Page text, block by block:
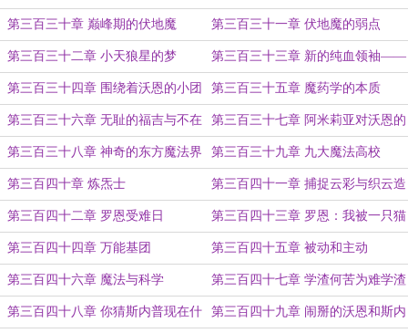
你也不想布莱克家族绝嗣吧！
第三百三十章 巅峰期的伏地魔 第三百三十一章 伏地魔的弱点
第三百三十二章 小天狼星的梦 第三百三十三章 新的纯血领袖——
沃恩·韦斯莱！
第三百三十四章 围绕着沃恩的小团
体
第三百三十五章 魔药学的本质
第三百三十六章 无耻的福吉与不在
乎的沃恩
第三百三十七章 阿米莉亚对沃恩的
诘问
第三百三十八章 神奇的东方魔法界 第三百三十九章 九大魔法高校
第三百四十章 炼炁士 第三百四十一章 捕捉云彩与织云造
辇
第三百四十二章 罗恩受难日 第三百四十三章 罗恩：我被一只猫
鄙视了！
第三百四十四章 万能基团 第三百四十五章 被动和主动
第三百四十六章 魔法与科学 第三百四十七章 学渣何苦为难学渣
第三百四十八章 你猜斯内普现在什 第三百四十九章 闹掰的沃恩和斯内